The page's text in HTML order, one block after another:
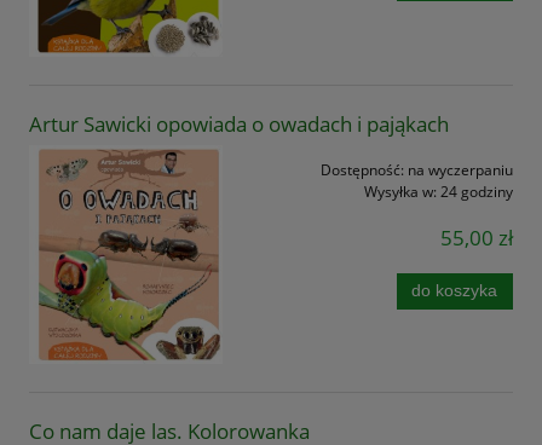
Artur Sawicki opowiada o owadach i pająkach
Dostępność: na wyczerpaniu
Wysyłka w: 24 godziny
55,00 zł
do koszyka
Co nam daje las. Kolorowanka